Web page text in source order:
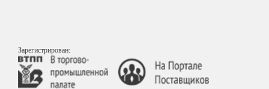
Зарегистрирован: